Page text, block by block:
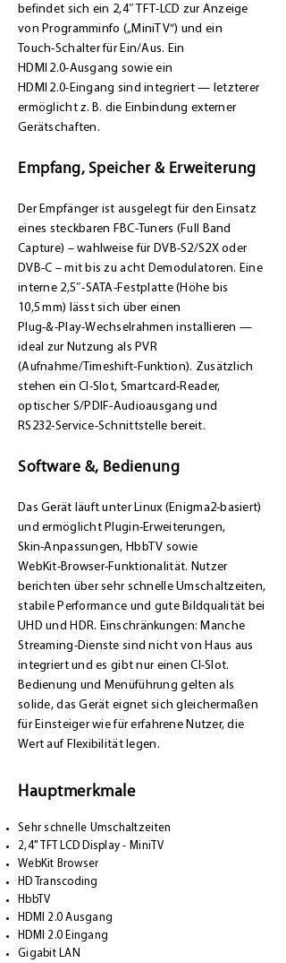
befindet sich ein 2,4″ TFT‑LCD zur Anzeige
von Programminfo („MiniTV“) und ein
Touch‑Schalter für Ein/Aus. Ein
HDMI 2.0‑Ausgang sowie ein
HDMI 2.0‑Eingang sind integriert — letzterer
ermöglicht z. B. die Einbindung externer
Gerätschaften.
Empfang, Speicher & Erweiterung
Der Empfänger ist ausgelegt für den Einsatz
eines steckbaren FBC‑Tuners (Full Band
Capture) – wahlweise für DVB‑S2/S2X oder
DVB‑C – mit bis zu acht Demodulatoren. Eine
interne 2,5″‑SATA‑Festplatte (Höhe bis
10,5 mm) lässt sich über einen
Plug‑&‑Play‑Wechselrahmen installieren —
ideal zur Nutzung als PVR
(Aufnahme/T imeshift‑Funktion). Zusätzlich
stehen ein CI‑Slot, Smartcard‑Reader,
optischer S/PDIF‑Audioausgang und
RS232‑Service‑Schnittstelle bereit.
Software &, Bedienung
Das Gerät läuft unter Linux (Enigma2‑basiert)
und ermöglicht Plugin‑Erweiterungen,
Skin‑Anpassungen, HbbTV sowie
WebKit‑Browser‑Funktionalität. Nutzer
berichten über sehr schnelle Umschaltzeiten,
stabile Performance und gute Bildqualität bei
UHD und HDR. Einschränkungen: Manche
Streaming‑Dienste sind nicht von Haus aus
integriert und es gibt nur einen CI‑Slot.
Bedienung und Menüführung gelten als
solide, das Gerät eignet sich gleichermaßen
für Einsteiger wie für erfahrene Nutzer, die
Wert auf Flexibilität legen.
Hauptmerkmale
Sehr schnelle Umschaltzeiten
2,4" TFT LCD Display - MiniTV
WebKit Browser
HD Transcoding
HbbTV
HDMI 2.0 Ausgang
HDMI 2.0 Eingang
Gigabit LAN